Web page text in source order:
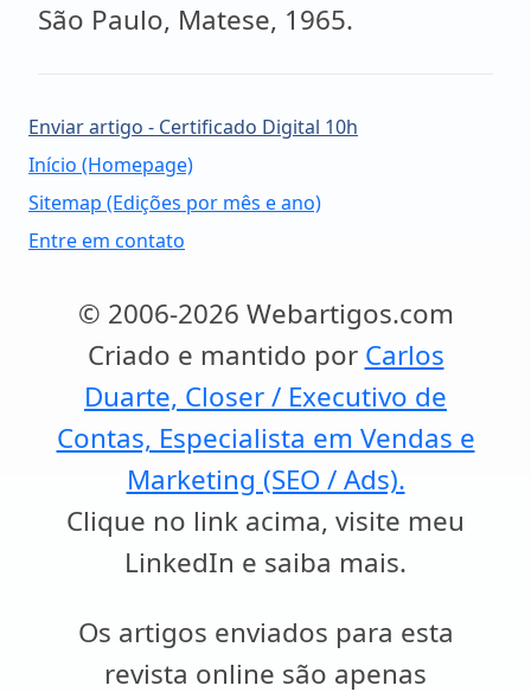
São Paulo, Matese, 1965.
Enviar artigo - Certificado Digital 10h
Início (Homepage)
Sitemap (Edições por mês e ano)
Entre em contato
© 2006-2026 Webartigos.com
Criado e mantido por Carlos
Duarte, Closer / Executivo de
Contas, Especialista em Vendas e
Marketing (SEO / Ads).
Clique no link acima, visite meu
LinkedIn e saiba mais.
Os artigos enviados para esta
revista online são apenas